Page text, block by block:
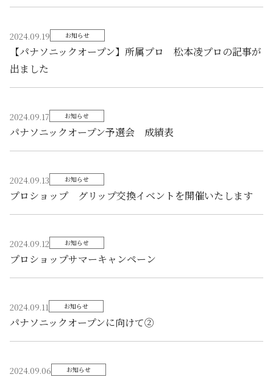
2024.09.19 お知らせ
【パナソニックオープン】所属プロ 松本凌プロの記事が
出ました
2024.09.17 お知らせ
パナソニックオープン予選会 成績表
2024.09.13 お知らせ
プロショップ グリップ交換イベントを開催いたします
2024.09.12 お知らせ
プロショップサマーキャンペーン
2024.09.11 お知らせ
パナソニックオープンに向けて②
2024.09.06 お知らせ